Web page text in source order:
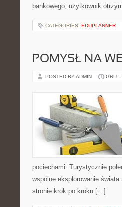
bankowego, użytkownik
CATEGORIES: EDUPLANNER
POMYSŁ NA
POSTED BY ADMIN GRU -
pociechami. Turystycznie
wspólne eksplorowanie świata
stronie krok po kroku […]